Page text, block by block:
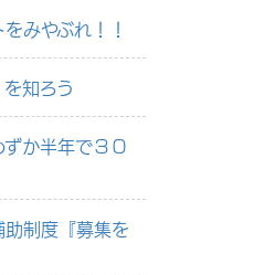
みやぶれ！！
知ろう
か半年で３０
制度『募集を